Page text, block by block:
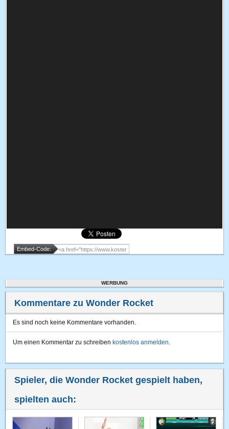
Embed-Code:
WERBUNG
Kommentare zu Wonder Rocket
Es sind noch keine Kommentare vorhanden.
Um einen Kommentar zu schreiben kostenlos anmelden.
Spieler, die Wonder Rocket gespielt haben,
spielten auch: